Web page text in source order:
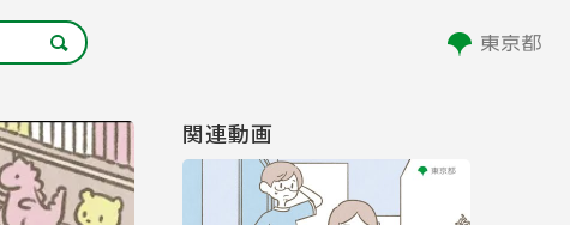
関連動画